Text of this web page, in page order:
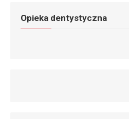
Opieka dentystyczna